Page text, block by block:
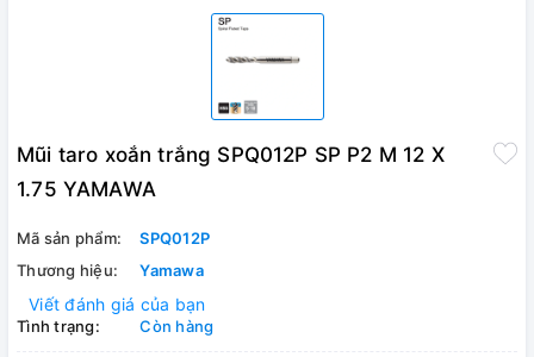
Mũi taro xoắn trắng SPQ012P SP P2 M 12 X
1.75 YAMAWA
Mã sản phẩm:
SPQ012P
Thương hiệu:
Yamawa
Viết đánh giá của bạn
Tình trạng: Còn hàng